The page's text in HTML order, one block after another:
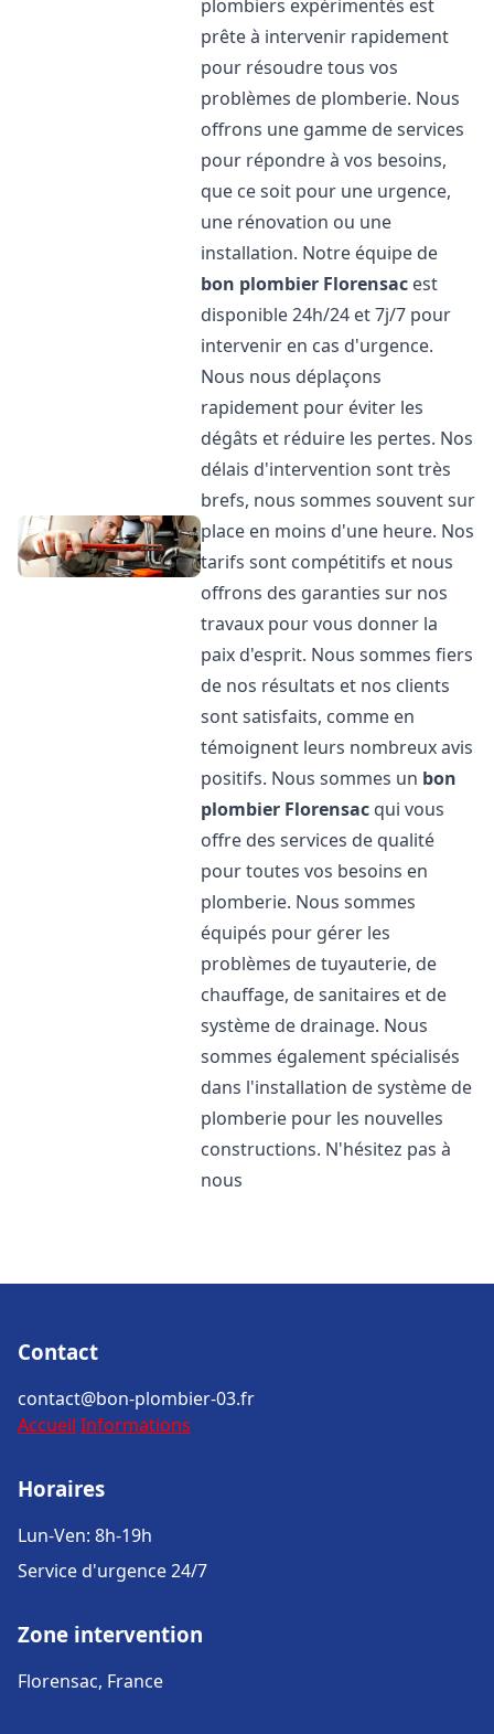
plombiers expérimentés est
prête à intervenir rapidement
pour résoudre tous vos
problèmes de plomberie. Nous
offrons une gamme de services
pour répondre à vos besoins,
que ce soit pour une urgence,
une rénovation ou une
installation. Notre équipe de
bon plombier Florensac est
disponible 24h/24 et 7j/7 pour
intervenir en cas d'urgence.
Nous nous déplaçons
rapidement pour éviter les
dégâts et réduire les pertes. Nos
délais d'intervention sont très
brefs, nous sommes souvent sur
place en moins d'une heure. Nos
tarifs sont compétitifs et nous
offrons des garanties sur nos
travaux pour vous donner la
paix d'esprit. Nous sommes fiers
de nos résultats et nos clients
sont satisfaits, comme en
témoignent leurs nombreux avis
positifs. Nous sommes un bon
plombier Florensac qui vous
offre des services de qualité
pour toutes vos besoins en
plomberie. Nous sommes
équipés pour gérer les
problèmes de tuyauterie, de
chauffage, de sanitaires et de
système de drainage. Nous
sommes également spécialisés
dans l'installation de système de
plomberie pour les nouvelles
constructions. N'hésitez pas à
nous
Contact
contact@bon-plombier-03.fr
Accueil Informations
Horaires
Lun-Ven: 8h-19h
Service d'urgence 24/7
Zone intervention
Florensac, France